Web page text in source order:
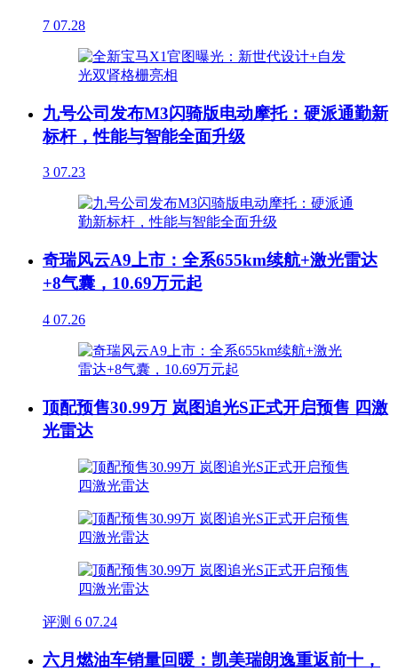
7 07.28
九号公司发布M3闪骑版电动摩托：硬派通勤新
标杆，性能与智能全面升级
3 07.23
奇瑞风云A9上市：全系655km续航+激光雷达
+8气囊，10.69万元起
4 07.26
顶配预售30.99万 岚图追光S正式开启预售 四激
光雷达
评测 6 07.24
六月燃油车销量回暖：凯美瑞朗逸重返前十，